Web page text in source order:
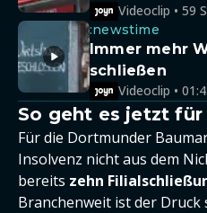
Videoclip • 59
:newstime
Immer mehr
schließen
Videoclip •
So geht es jetzt
Für die Dortmunder
Insolvenz nicht aus dem
bereits zehn
Branchenweit ist der Druck